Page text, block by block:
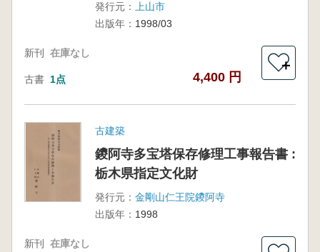
発行元：
上山市
出版年： 1998/03
新刊 在庫なし
古書 1点 4,400 円
＋
古建築
鑁阿寺多宝塔保存修理工事報告書 :
栃木県指定文化財
発行元： 金剛山仁王院鑁阿寺
出版年： 1998
新刊 在庫なし